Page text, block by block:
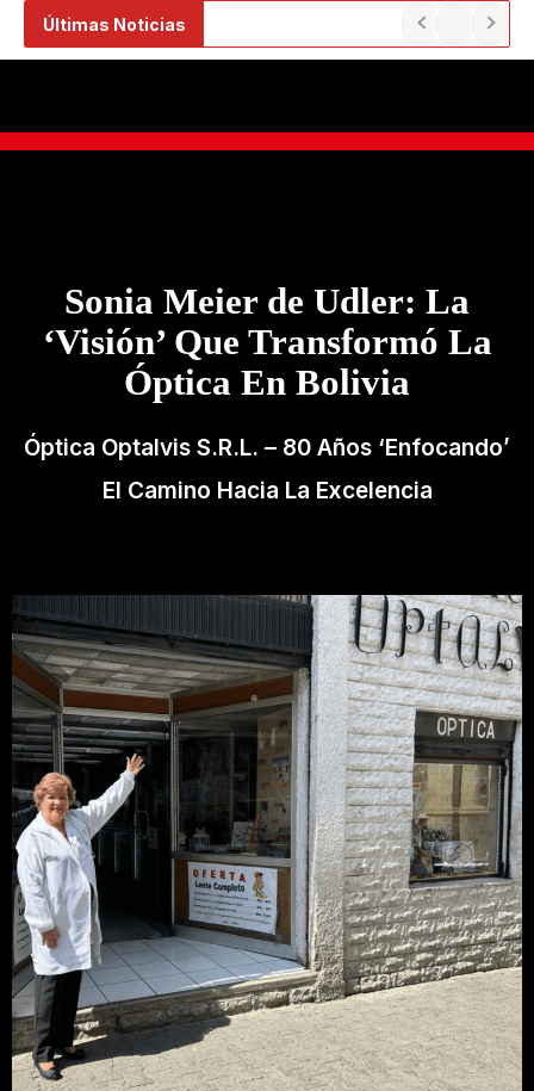
Últimas Noticias
Sonia Meier de Udler: La
‘Visión’ Que Transformó La
Óptica En Bolivia
Óptica Optalvis S.R.L. – 80 Años ‘Enfocando’
El Camino Hacia La Excelencia